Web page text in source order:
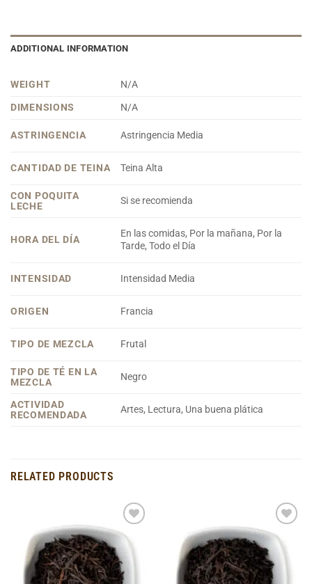
ADDITIONAL INFORMATION
WEIGHT
N/A
DIMENSIONS
N/A
ASTRINGENCIA Astringencia Media
CANTIDAD DE TEINA Teina Alta
CON POQUITA
LECHE
Si se recomienda
HORA DEL DÍA
En las comidas, Por la mañana, Por la
Tarde, Todo el Día
INTENSIDAD Intensidad Media
ORIGEN Francia
TIPO DE MEZCLA Frutal
TIPO DE TÉ EN LA
MEZCLA
Negro
ACTIVIDAD
RECOMENDADA
Artes, Lectura, Una buena plática
RELATED PRODUCTS
Add to
Wishlist
Add to
Wishlist